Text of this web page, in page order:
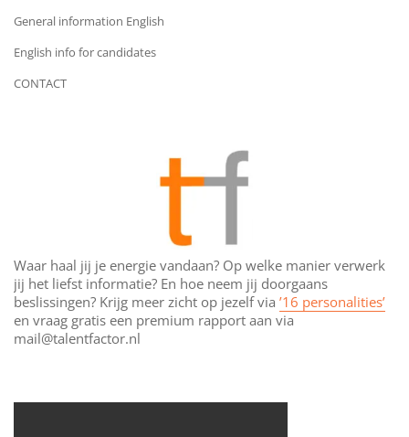
General information English
English info for candidates
CONTACT
Waar haal jij je energie vandaan? Op welke manier verwerk
jij het liefst informatie? En hoe neem jij doorgaans
beslissingen? Krijg meer zicht op jezelf via ’16 personalities’
en vraag gratis een premium rapport aan via
mail@talentfactor.nl